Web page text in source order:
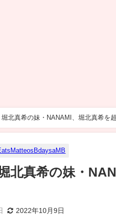
堀北真希の妹・NANAMI、堀北真希を
堀北真希の妹・
2022年10月9日